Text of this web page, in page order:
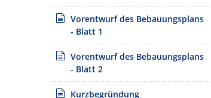
Vorentwurf des Bebauungsplans
- Blatt 1
Vorentwurf des Bebauungsplans
- Blatt 2
Kurzbegründung